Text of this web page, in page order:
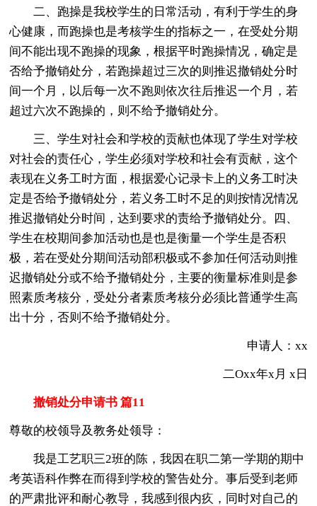
二、跑操是我校学生的日常活动，有利于学生的身
心健康，而跑操也是考核学生的指标之一，在受处分期
间不能出现不跑操的现象，根据平时跑操情况，确定是
否给予撤销处分，若跑操超过三次的则推迟撤销处分时
间一个月，以后每一次不跑则依次往后推迟一个月，若
超过六次不跑操的，则不给予撤销处分。
三、学生对社会和学校的贡献也体现了学生对学校
对社会的责任心，学生必须对学校和社会有贡献，这个
表现在义务工时方面，根据爱心记录卡上的义务工时决
定是否给予撤销处分，若义务工时不足的则按情况情况
推迟撤销处分时间，达到要求的责给予撤销处分。四、
学生在校期间参加活动也是也是衡量一个学生是否积
极，若在受处分期间活动部积极或不参加任何活动则推
迟撤销处分或不给予撤销处分，主要的衡量标准则是参
照素质考核分，受处分者素质考核分必须比普通学生高
出十分，否则不给予撤销处分。
申请人：xx
二Oxx年x月 x日
撤销处分申请书 篇11
尊敬的校领导及教务处领导：
我是工艺职三2班的陈，我因在职二第一学期的期中
考英语科作弊在而得到学校的警告处分。事后受到老师
的严肃批评和耐心教导，我感到很内疚，同时对自己的